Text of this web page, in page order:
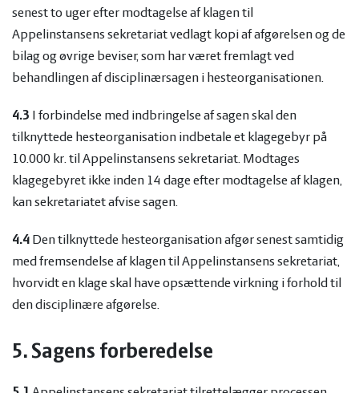
senest to uger efter modtagelse af klagen til
Appelinstansens sekretariat vedlagt kopi af afgørelsen og de
bilag og øvrige beviser, som har været fremlagt ved
behandlingen af disciplinærsagen i hesteorganisationen.
4.3 I forbindelse med indbringelse af sagen skal den
tilknyttede hesteorganisation indbetale et klagegebyr på
10.000 kr. til Appelinstansens sekretariat. Modtages
klagegebyret ikke inden 14 dage efter modtagelse af klagen,
kan sekretariatet afvise sagen.
4.4 Den tilknyttede hesteorganisation afgør senest samtidig
med fremsendelse af klagen til Appelinstansens sekretariat,
hvorvidt en klage skal have opsættende virkning i forhold til
den disciplinære afgørelse.
5. Sagens forberedelse